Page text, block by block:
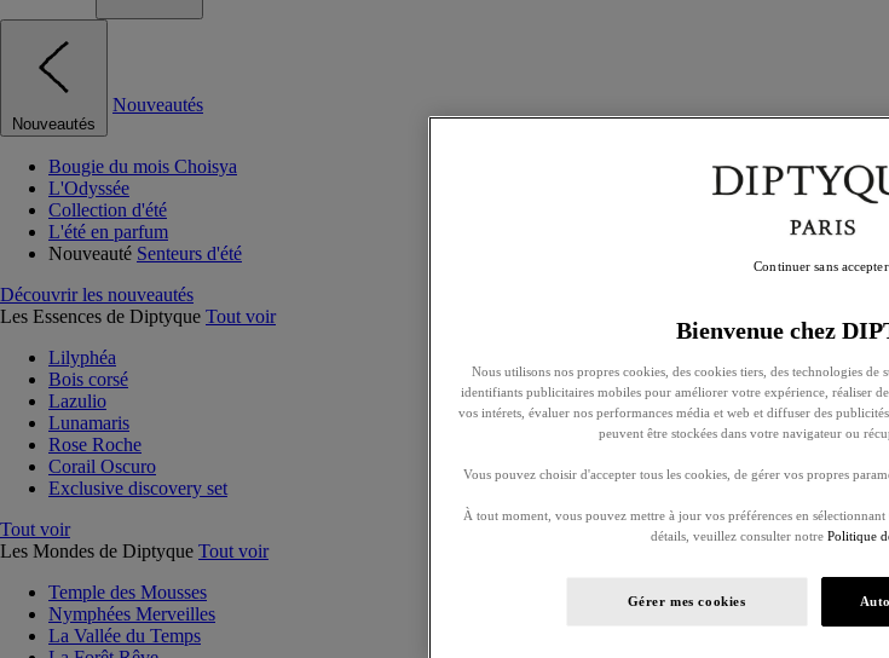
Nouveautés
Nouveautés
Bougie du mois Choisya
L'Odyssée
Collection d'été
L'été en parfum
Nouveauté Senteurs d'été
Découvrir les nouveautés
Les Essences de Diptyque Tout voir
Lilyphéa
Bois corsé
Lazulio
Lunamaris
Rose Roche
Corail Oscuro
Exclusive discovery set
Tout voir
Les Mondes de Diptyque Tout voir
Temple des Mousses
Nymphées Merveilles
La Vallée du Temps
Bienvenue chez
Nous utilisons nos propres cookies, des cookies tiers, des technologies de
identifiants publicitaires mobiles pour améliorer votre expérience, réaliser
vos intérets, évaluer nos performances média et web et diffuser des
peuvent être stockées dans votre navigateur ou
Vous pouvez choisir d'accepter tous les cookies, de gérer vos propres
À tout moment, vous pouvez mettre à jour vos préférences en
détails, veuillez consulter notre Politique
Gérer mes cookies
Continuer sans accepter